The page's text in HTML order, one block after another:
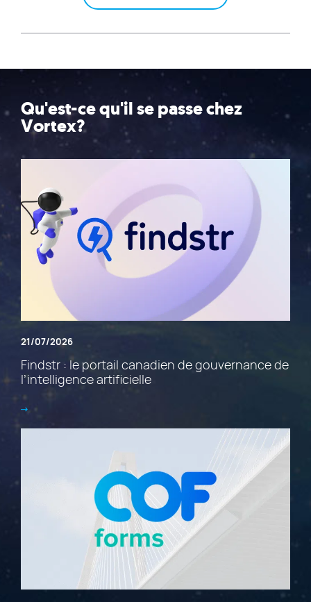
Qu'est-ce qu'il se passe chez
Vortex?
21/07/2026
Findstr : le portail canadien de gouvernance de
l’intelligence artificielle